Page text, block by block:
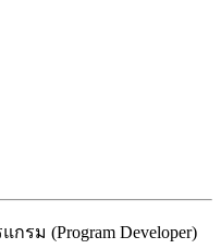
รม (Program Developer)